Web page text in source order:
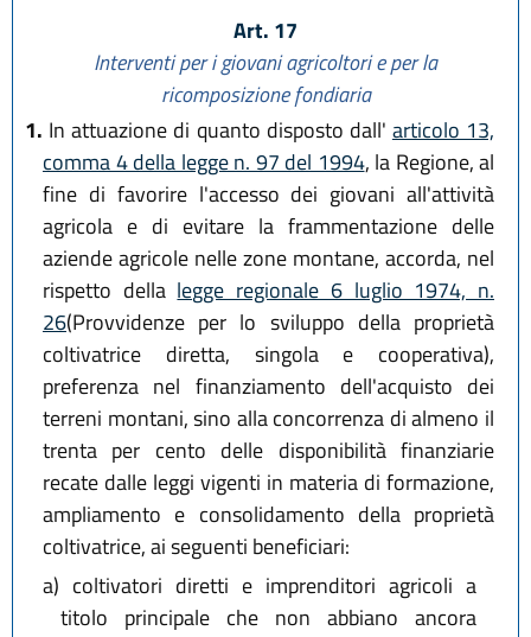
Art. 17
Interventi per i giovani agricoltori e per la
ricomposizione fondiaria
1. In attuazione di quanto disposto dall' articolo 13,
comma 4 della legge n. 97 del 1994, la Regione, al
fine di favorire l'accesso dei giovani all'attività
agricola e di evitare la frammentazione delle
aziende agricole nelle zone montane, accorda, nel
rispetto della legge regionale 6 luglio 1974, n.
26(Provvidenze per lo sviluppo della proprietà
coltivatrice diretta, singola e cooperativa),
preferenza nel finanziamento dell'acquisto dei
terreni montani, sino alla concorrenza di almeno il
trenta per cento delle disponibilità finanziarie
recate dalle leggi vigenti in materia di formazione,
ampliamento e consolidamento della proprietà
coltivatrice, ai seguenti beneficiari:
a) coltivatori diretti e imprenditori agricoli a
titolo principale che non abbiano ancora